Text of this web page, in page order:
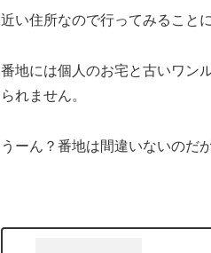
近い住所なので行ってみること
番地には個人のお宅と古いワン
られません。
うーん？番地は間違いないのだ